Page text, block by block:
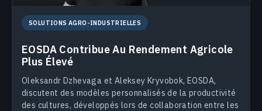
SOLUTIONS AGRO-INDUSTRIELLES
EOSDA Contribue Au Rendement Agricole
Plus Élevé
Oleksandr Dzhevaga et Aleksey Kryvobok, EOSDA,
discutent des modèles personnalisés de la productivité
des cultures, développés lors de collaboration entre les